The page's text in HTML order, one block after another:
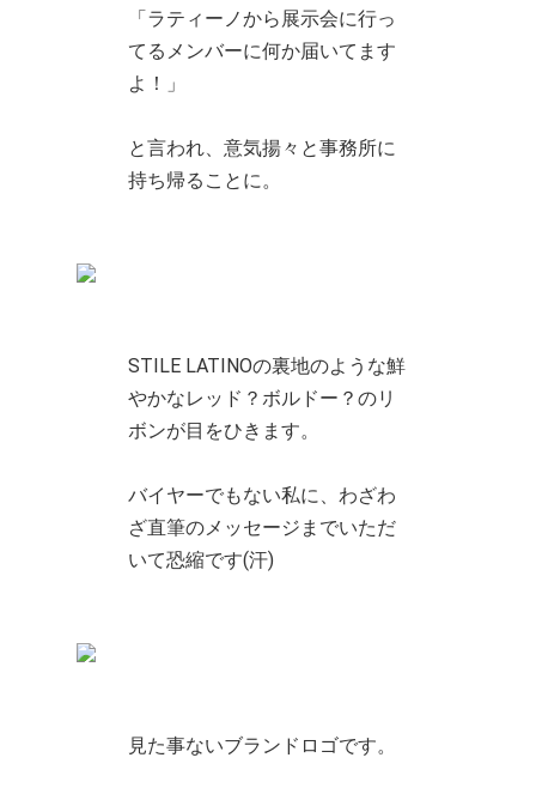
「ラティーノから展示会に行っ
てるメンバーに何か届いてます
よ！」
と言われ、意気揚々と事務所に
持ち帰ることに。
STILE LATINOの裏地のような鮮
やかなレッド？ボルドー？のリ
ボンが目をひきます。
バイヤーでもない私に、わざわ
ざ直筆のメッセージまでいただ
いて恐縮です(汗)
見た事ないブランドロゴです。